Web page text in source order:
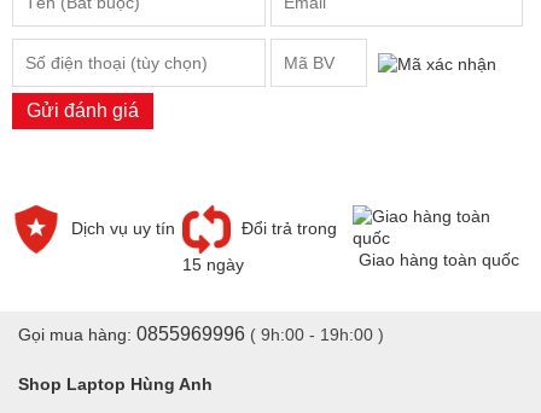
Gửi đánh giá
Dịch vụ uy tín
Đổi trả trong
15 ngày
Giao hàng toàn quốc
Gọi mua hàng: 0855969996 ( 9h:00 - 19h:00 )
Shop Laptop Hùng Anh